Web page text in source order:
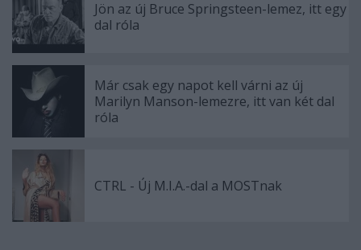
Jön az új Bruce Springsteen-lemez, itt egy
dal róla
Már csak egy napot kell várni az új
Marilyn Manson-lemezre, itt van két dal
róla
CTRL - Új M.I.A.-dal a MOSTnak